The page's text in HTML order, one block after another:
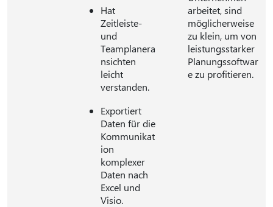
Hat
Zeitleiste-
und
Teamplanera
nsichten
leicht
verstanden.
Exportiert
Daten für die
Kommunikat
ion
komplexer
Daten nach
Excel und
Visio.
arbeitet, sind
möglicherweise
zu klein, um von
leistungsstarker
Planungssoftwar
e zu profitieren.